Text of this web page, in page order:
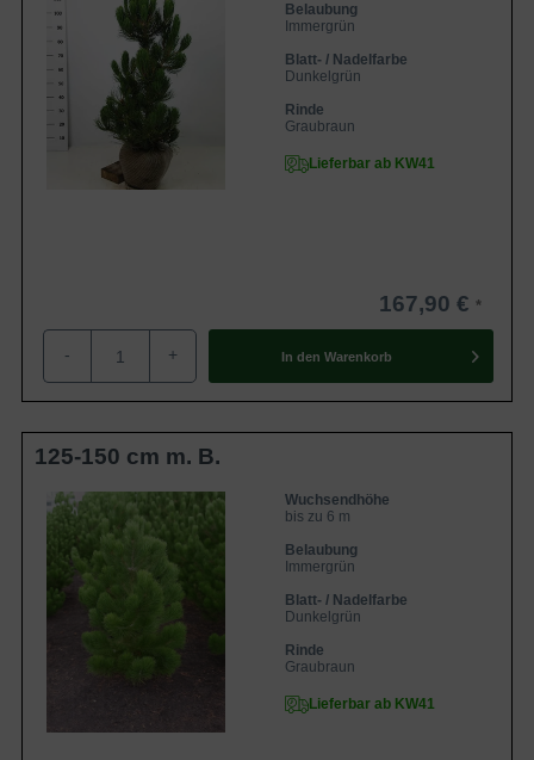
Belaubung
Immergrün
Blatt- / Nadelfarbe
Dunkelgrün
Rinde
Graubraun
Lieferbar ab KW41
167,90 €
- + In den Warenkorb
125-150 cm m. B.
Wuchsendhöhe
bis zu 6 m
Belaubung
Immergrün
Blatt- / Nadelfarbe
Dunkelgrün
Rinde
Graubraun
Lieferbar ab KW41